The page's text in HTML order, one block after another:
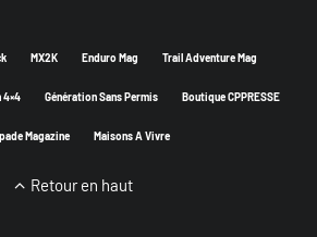
MX2K Enduro Mag Trail Adventure Mag
4×4 Génération Sans Permis Boutique CPPRESSE
Magazine Maisons A Vivre
Retour en haut